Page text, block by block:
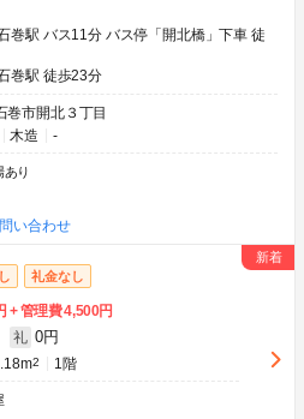
巻駅 バス11分 バス停「開北橋」下車 徒
巻駅 徒歩23分
巻市開北３丁目
木造 -
あり
い合わせ
礼金なし
管理費4,500円
礼 0円
2 1階